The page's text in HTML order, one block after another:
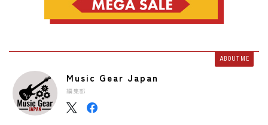
ABOUT ME
Music Gear Japan
編集部